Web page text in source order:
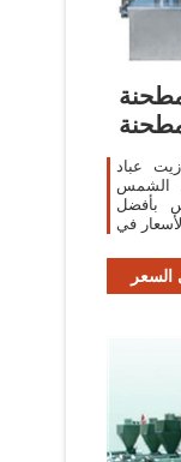
عباد
الشمس
بأفضل
الأسعار في